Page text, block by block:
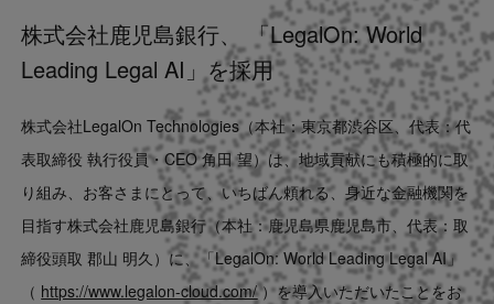
News
LegalOn Now
Contact
US website
株式会社鹿児島銀行、 「LegalOn: World
Leading Legal AI」を採用
株式会社LegalOn Technologies（本社：東京都渋谷区、代表：代
表取締役 執行役員・CEO 角田 望）は、地域貢献にも積極的に取
り組み、お客さまにとって、いちばん頼れる、身近な金融機関を
目指す株式会社鹿児島銀行（本社：鹿児島県鹿児島市、代表：取
締役頭取 郡山 明久）に、「LegalOn: World Leading Legal AI」
（ https://www.legalon-cloud.com/）を導入いただいたことをお